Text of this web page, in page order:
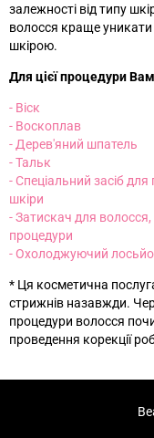
залежності від типу
волосся краще
шкірою.
Для цієї процедури
- Bіск
- Воскоплав
- Дерев'яний шпатель
- Тальк
- Спеціальний засіб для
шкіри
-Затискач для
процедури
- Охолоджуючий
* Ця косметична
стрижнів назавжди.
процедури волосся
проведення корекції